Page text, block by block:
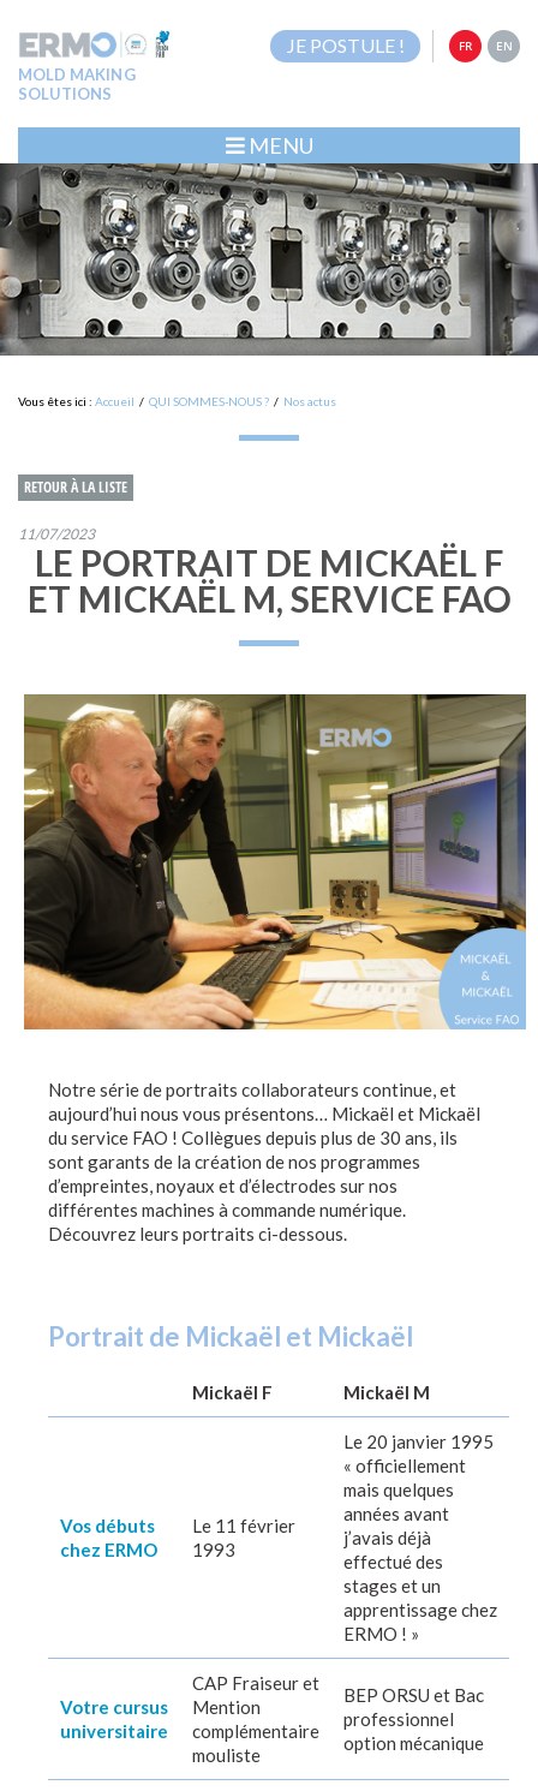
MOLD MAKING
SOLUTIONS
FR EN
JE POSTULE !
MENU
Vous êtes ici : Accueil / QUI SOMMES-NOUS ? / Nos actus
RETOUR À LA LISTE
11/07/2023
LE PORTRAIT DE MICKAËL F
ET MICKAËL M, SERVICE FAO
Notre série de portraits collaborateurs continue, et
aujourd’hui nous vous présentons… Mickaël et Mickaël
du service FAO ! Collègues depuis plus de 30 ans, ils
sont garants de la création de nos programmes
d’empreintes, noyaux et d’électrodes sur nos
différentes machines à commande numérique.
Découvrez leurs portraits ci-dessous.
Portrait de Mickaël et Mickaël
Mickaël F Mickaël M
Vos débuts
chez ERMO
Le 11 février
1993
Le 20 janvier 1995
« officiellement
mais quelques
années avant
j’avais déjà
effectué des
stages et un
apprentissage chez
ERMO ! »
Votre cursus
universitaire
CAP Fraiseur et
Mention
complémentaire
mouliste
BEP ORSU et Bac
professionnel
option mécanique